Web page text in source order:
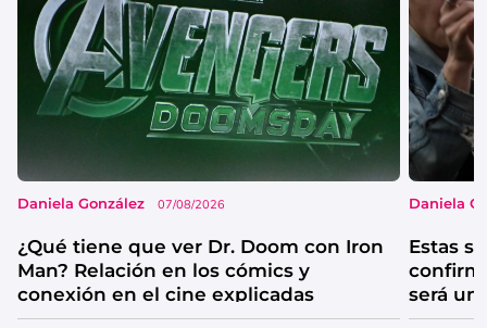
Daniela González 07/08/2026
¿Qué tiene que ver Dr. Doom con Iron
Man? Relación en los cómics y
conexión en el cine explicadas
Daniela
Estas
será